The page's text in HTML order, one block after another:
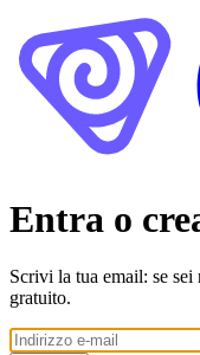
Entra o
Scrivi la tua email: se
gratuito.